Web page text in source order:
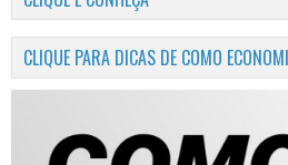
CLIQUE PARA DICAS DE COMO